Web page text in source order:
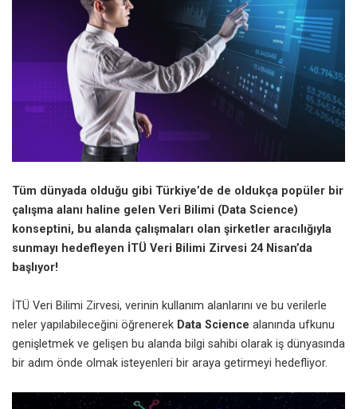
Tüm dünyada olduğu gibi Türkiye’de de oldukça popüler bir
çalışma alanı haline gelen Veri Bilimi (Data Science)
konseptini, bu alanda çalışmaları olan şirketler aracılığıyla
sunmayı hedefleyen İTÜ Veri Bilimi Zirvesi 24 Nisan’da
başlıyor!
İTÜ Veri Bilimi Zirvesi, verinin kullanım alanlarını ve bu verilerle
neler yapılabileceğini öğrenerek Data Science alanında ufkunu
genişletmek ve gelişen bu alanda bilgi sahibi olarak iş dünyasında
bir adım önde olmak isteyenleri bir araya getirmeyi hedefliyor.